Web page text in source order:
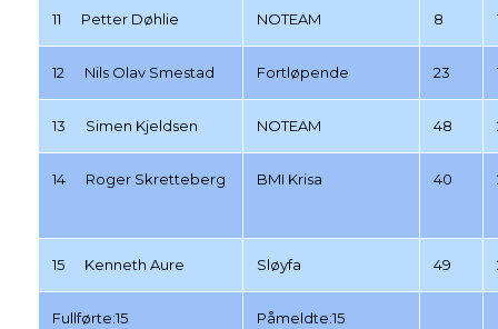
11 Petter Døhlie NOTEAM 8
12 Nils Olav Smestad Fortløpende 23
13 Simen Kjeldsen NOTEAM 48
14 Roger Skretteberg BMI Krisa 40
15 Kenneth Aure Sløyfa 49
Fullførte:15 Påmeldte:15